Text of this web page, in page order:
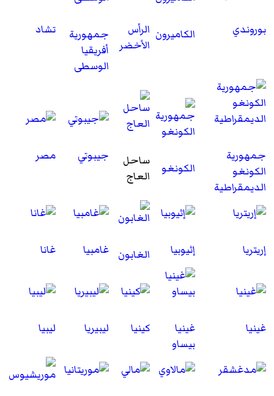
بوروندي الكاميرون الرأس
الأخضر
جمهورية
أفريقيا
الوسطى
تشاد
جمهورية
الكونغو
الديمقراطية
الكونغو
ساحل
العاج
جيبوتي مصر
إريتريا إثيوبيا الغابون غامبيا غانا
غينيا
غينيا
بيساو
كينيا ليبيريا ليبيا